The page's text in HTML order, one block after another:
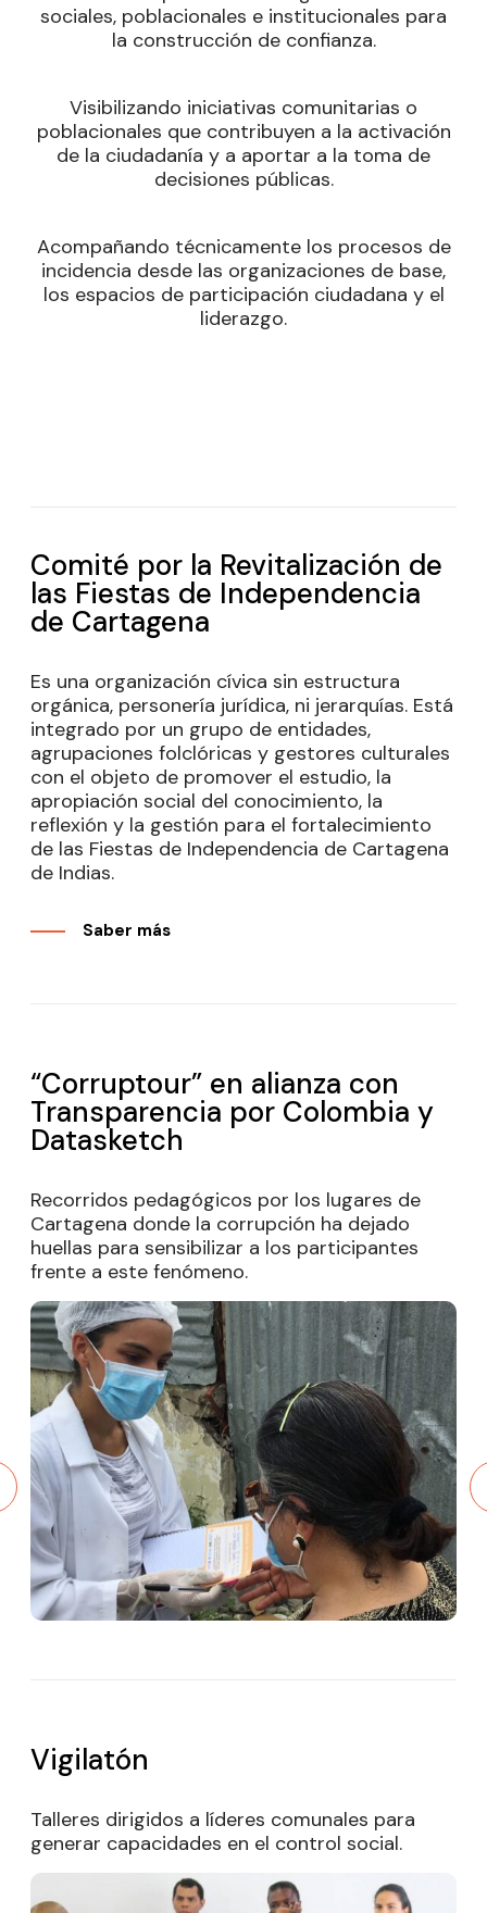
sociales, poblacionales e institucionales para
la construcción de confianza.
Visibilizando iniciativas comunitarias o
poblacionales que contribuyen a la activación
de la ciudadanía y a aportar a la toma de
decisiones públicas.
Acompañando técnicamente los procesos de
incidencia desde las organizaciones de base,
los espacios de participación ciudadana y el
liderazgo.
Comité por la Revitalización de
las Fiestas de Independencia
de Cartagena
Es una organización cívica sin estructura
orgánica, personería jurídica, ni jerarquías. Está
integrado por un grupo de entidades,
agrupaciones folclóricas y gestores culturales
con el objeto de promover el estudio, la
apropiación social del conocimiento, la
reflexión y la gestión para el fortalecimiento
de las Fiestas de Independencia de Cartagena
de Indias.
Saber más
“Corruptour” en alianza con
Transparencia por Colombia y
Datasketch
Recorridos pedagógicos por los lugares de
Cartagena donde la corrupción ha dejado
huellas para sensibilizar a los participantes
frente a este fenómeno.
Vigilatón
Talleres dirigidos a líderes comunales para
generar capacidades en el control social.